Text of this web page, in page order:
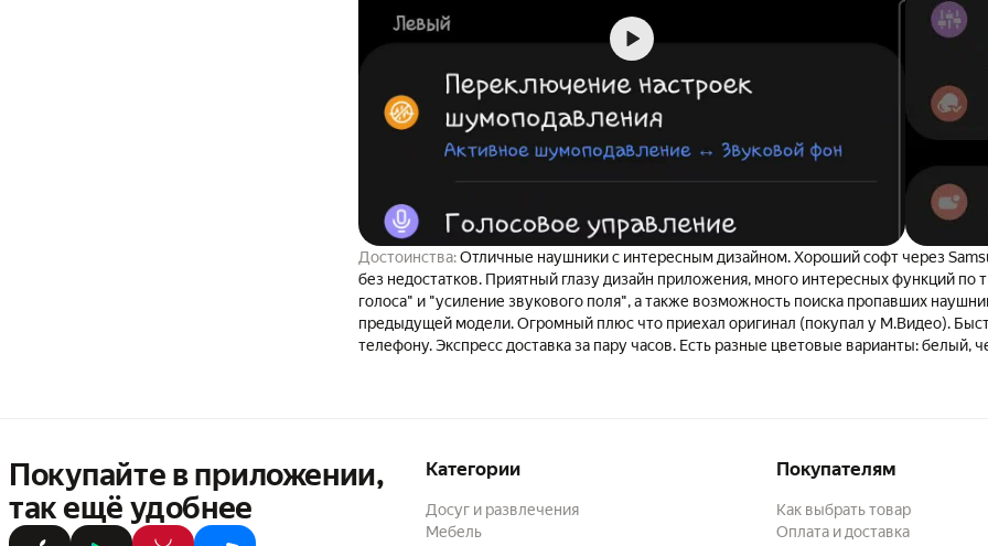
могут неравномерно заряжаться. нл это справедливо для всех вообще моделей,
Достоинства:Отличные наушники с интересным дизайном. Хороший софт через
без недостатков. Приятный глазу дизайн приложения, много интересных функций по
голоса" и "усиление звукового поля", а также возможность поиска пропавших
предыдущей модели. Огромный плюс что приехал оригинал (покупал у М.Видео).
телефону. Экспресс доставка за пару часов. Есть разные цветовые
Нужно вам сделать на одном наушнике смену режима шумоподавления удержанием
примеру тем же удержанием уменьшение громкости? Не получится. Только на обоих
шумоподавления, либо изменение громкости. Я уже не говорю о том, что и изменить
Покупайте в приложении,
так ещё удобнее
Категории
Досуг и развлечения
Мебель
Покупателям
Как выбрать товар
Оплата и доставка